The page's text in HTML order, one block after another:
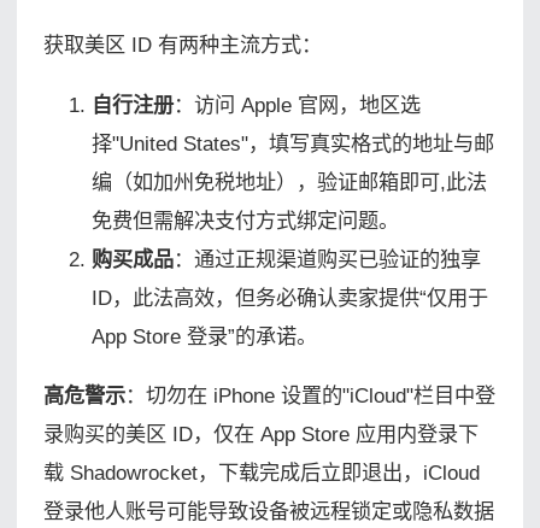
获取美区 ID 有两种主流方式：
自行注册：访问 Apple 官网，地区选
择"United States"，填写真实格式的地址与邮
编（如加州免税地址），验证邮箱即可,此法
免费但需解决支付方式绑定问题。
购买成品：通过正规渠道购买已验证的独享
ID，此法高效，但务必确认卖家提供“仅用于
App Store 登录”的承诺。
高危警示：切勿在 iPhone 设置的"iCloud"栏目中登
录购买的美区 ID，仅在 App Store 应用内登录下
载 Shadowrocket，下载完成后立即退出，iCloud
登录他人账号可能导致设备被远程锁定或隐私数据